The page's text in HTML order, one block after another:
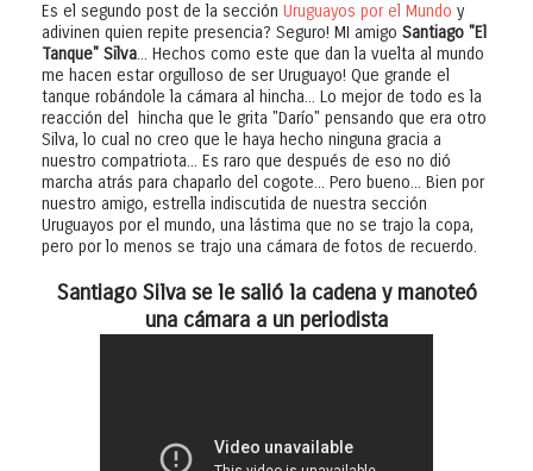
Es el segundo post de la sección Uruguayos por el Mundo y
adivinen quien repite presencia? Seguro! MI amigo Santiago "El
Tanque" Silva... Hechos como este que dan la vuelta al mundo
me hacen estar orgulloso de ser Uruguayo! Que grande el
tanque robándole la cámara al hincha... Lo mejor de todo es la
reacción del hincha que le grita "Darío" pensando que era otro
Silva, lo cual no creo que le haya hecho ninguna gracia a
nuestro compatriota... Es raro que después de eso no dió
marcha atrás para chaparlo del cogote... Pero bueno... Bien por
nuestro amigo, estrella indiscutida de nuestra sección
Uruguayos por el mundo, una lástima que no se trajo la copa,
pero por lo menos se trajo una cámara de fotos de recuerdo.
Santiago Silva se le salió la cadena y manoteó
una cámara a un periodista